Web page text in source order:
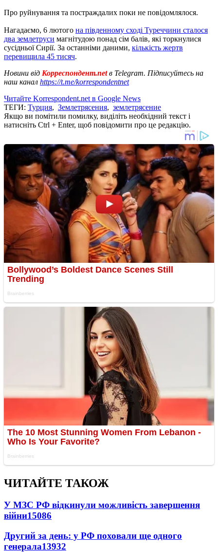
Про руйнування та постраждалих поки не повідомлялося.
Нагадаємо, 6 лютого на південному сході Туреччини сталося
два землетруси магнітудою понад сім балів, які торкнулися
сусідньої Сирії. За останніми даними, кількість жертв
перевищила 45 тисяч.
Новини від Корреспондент.netв Telegram. Підписуйтесь на
наш канал https://t.me/korrespondentnet
Читайте Korrespondent.net в Google News
ТЕГИ: Турция, Землетрясения, землетрясение
Якщо ви помітили помилку, виділіть необхідний текст і
натисніть Ctrl + Enter, щоб повідомити про це редакцію.
ЧИТАЙТЕ ТАКОЖ
У МЗС РФ відкинули можливість завершення
війни15086
Другий за день: у РФ поховали ще одного
генерала13932